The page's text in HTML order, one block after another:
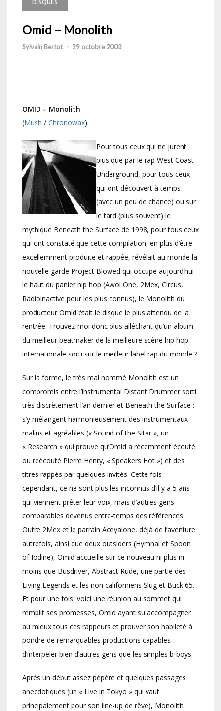
DISQUES
Omid – Monolith
Sylvain Bertot - 29 octobre 2003
OMID – Monolith
(Mush / Chronowax)
Pour tous ceux qui ne jurent
plus que par le rap West Coast
Underground, pour tous ceux
qui ont découvert à temps
(avec un peu de chance) ou sur
le tard (plus souvent) le
mythique Beneath the Surface de 1998, pour tous ceux
qui ont constaté que cette compilation, en plus d’être
excellemment produite et rappée, révélait au monde la
nouvelle garde Project Blowed qui occupe aujourd’hui
le haut du panier hip hop (Awol One, 2Mex, Circus,
Radioinactive pour les plus connus), le Monolith du
producteur Omid était le disque le plus attendu de la
rentrée. Trouvez-moi donc plus alléchant qu’un album
du meilleur beatmaker de la meilleure scène hip hop
internationale sorti sur le meilleur label rap du monde ?
Sur la forme, le très mal nommé Monolith est un
compromis entre l’instrumental Distant Drummer sorti
très discrètement l’an dernier et Beneath the Surface :
s’y mélangent harmonieusement des instrumentaux
malins et agréables (« Sound of the Sitar », un
« Research » qui prouve qu’Omid a récemment écouté
ou réécouté Pierre Henry, « Speakers Hot ») et des
titres rappés par quelques invités. Cette fois
cependant, ce ne sont plus les inconnus d’il y a 5 ans
qui viennent prêter leur voix, mais d’autres gens
comparables devenus entre-temps des références.
Outre 2Mex et le parrain Aceyalone, déjà de l’aventure
autrefois, ainsi que deux outsiders (Hymnal et Spoon
of Iodine), Omid accueille sur ce nouveau ni plus ni
moins que Busdriver, Abstract Rude, une partie des
Living Legends et les non californiens Slug et Buck 65.
Et pour une fois, voici une réunion au sommet qui
remplit ses promesses, Omid ayant su accompagner
au mieux tous ces rappeurs et prouver son habileté à
pondre de remarquables productions capables
d’interpeler bien d’autres gens que les simples b-boys.
Après un début assez pépère et quelques passages
anecdotiques (un « Live in Tokyo » qui vaut
principalement pour son line-up de rêve), Monolith